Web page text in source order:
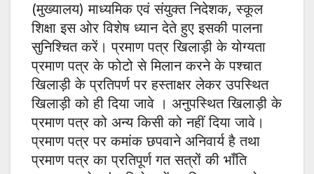
(मुख्यालय) माध्यमिक एवं संयुक्त निदेशक, स्कूल
शिक्षा इस ओर विशेष ध्यान देते हुए इसकी पालना
सुनिश्चित करें। प्रमाण पत्र खिलाड़ी के योग्यता
प्रमाण पत्र के फोटो से मिलान करने के पश्चात
खिलाड़ी के प्रतिपर्ण पर हस्ताक्षर लेकर उपस्थित
खिलाड़ी को ही दिया जावे । अनुपस्थित खिलाड़ी के
प्रमाण पत्र को अन्य किसी को नहीं दिया जावे।
प्रमाण पत्र पर कमांक छपवाने अनिवार्य है तथा
प्रमाण पत्र का प्रतिपूर्ण गत सत्रों की भाँति